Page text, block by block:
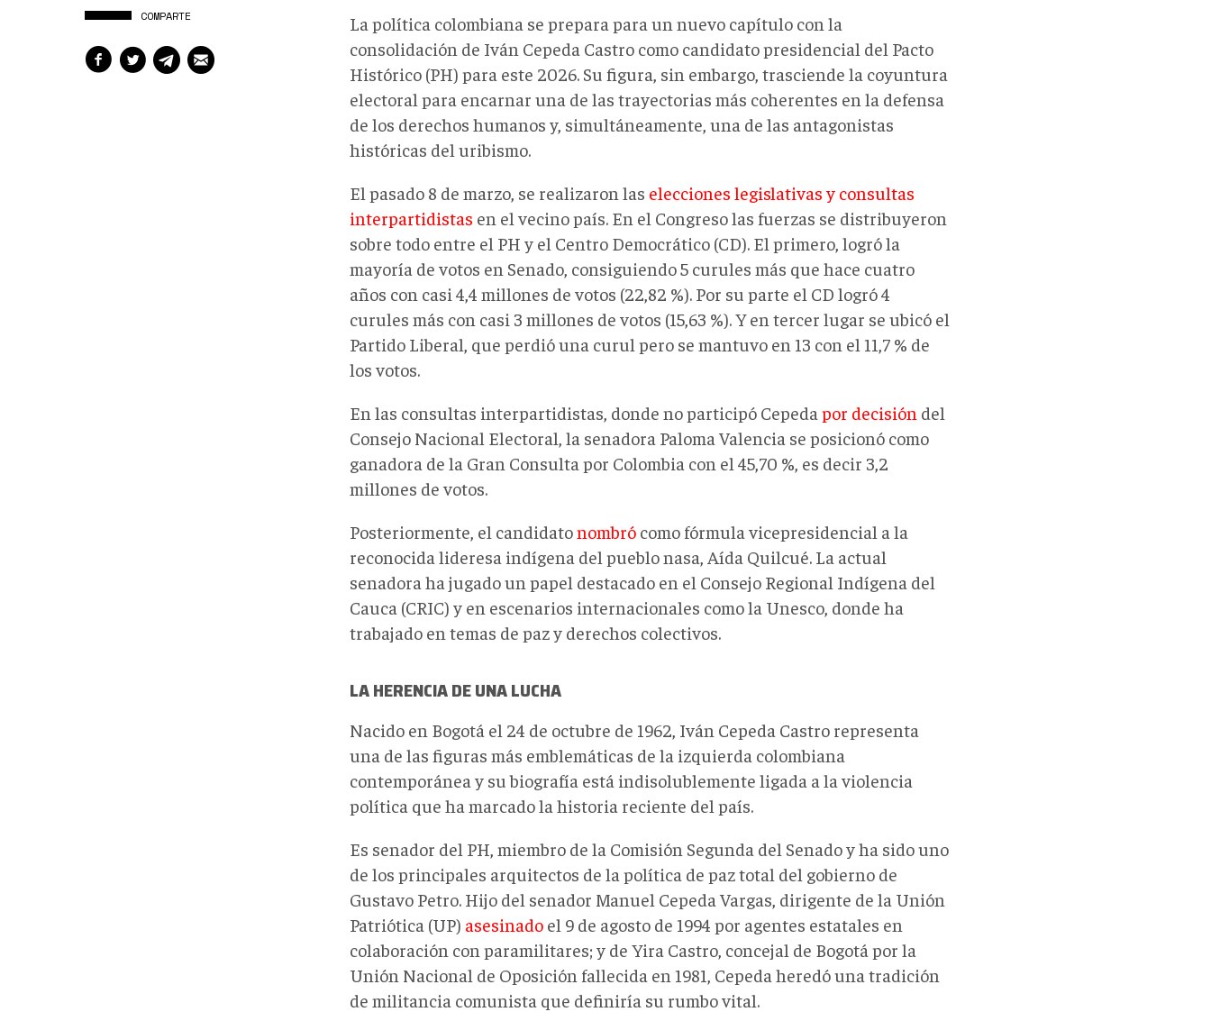
COMPARTE
La política colombiana se prepara para un nuevo capítulo con la
consolidación de Iván Cepeda Castro como candidato presidencial del Pacto
Histórico (PH) para este 2026. Su figura, sin embargo, trasciende la coyuntura
electoral para encarnar una de las trayectorias más coherentes en la defensa
de los derechos humanos y, simultáneamente, una de las antagonistas
históricas del uribismo.
El pasado 8 de marzo, se realizaron las elecciones legislativas y consultas
interpartidistas en el vecino país. En el Congreso las fuerzas se distribuyeron
sobre todo entre el PH y el Centro Democrático (CD). El primero, logró la
mayoría de votos en Senado, consiguiendo 5 curules más que hace cuatro
años con casi 4,4 millones de votos (22,82 %). Por su parte el CD logró 4
curules más con casi 3 millones de votos (15,63 %). Y en tercer lugar se ubicó el
Partido Liberal, que perdió una curul pero se mantuvo en 13 con el 11,7 % de
los votos.
En las consultas interpartidistas, donde no participó Cepeda por decisión del
Consejo Nacional Electoral, la senadora Paloma Valencia se posicionó como
ganadora de la Gran Consulta por Colombia con el 45,70 %, es decir 3,2
millones de votos.
Posteriormente, el candidatonombró como fórmula vicepresidencial a la
reconocida lideresa indígena del pueblo nasa, Aída Quilcué. La actual
senadora ha jugado un papel destacado en el Consejo Regional Indígena del
Cauca (CRIC) y en escenarios internacionales como la Unesco, donde ha
trabajado en temas de paz y derechos colectivos.
LA HERENCIA DE UNA LUCHA
Nacido en Bogotá el 24 de octubre de 1962, Iván Cepeda Castro representa
una de las figuras más emblemáticas de la izquierda colombiana
contemporánea y su biografía está indisolublemente ligada a la violencia
política que ha marcado la historia reciente del país.
Es senador del PH, miembro de la Comisión Segunda del Senado y ha sido uno
de los principales arquitectos de la política de paz total del gobierno de
Gustavo Petro. Hijo del senador Manuel Cepeda Vargas, dirigente de la Unión
Patriótica (UP) asesinado el 9 de agosto de 1994 por agentes estatales en
colaboración con paramilitares; y de Yira Castro, concejal de Bogotá por la
Unión Nacional de Oposición fallecida en 1981, Cepeda heredó una tradición
de militancia comunista que definiría su rumbo vital.